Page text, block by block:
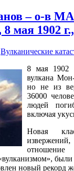
– о-в
мая 1902
Вулканические
8 мая 1902
вулкана
но не из
36000
людей
включая
Новая
новый рекорд